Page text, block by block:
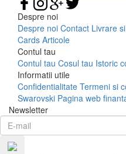
Despre noi
Despre noi Contact Livrare
Cards Articole
Contul tau
Contul tau Cosul tau Istoric
Informatii utile
Confidentialitate Termeni si
Swarovski Pagina web
Newsletter